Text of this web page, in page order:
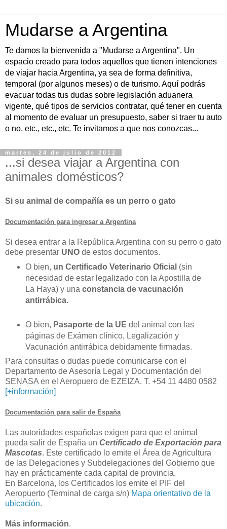
Mudarse a Argentina
Te damos la bienvenida a "Mudarse a Argentina". Un
espacio creado para todos aquellos que tienen intenciones
de viajar hacia Argentina, ya sea de forma definitiva,
temporal (por algunos meses) o de turismo. Aquí podrás
evacuar todas tus dudas sobre legislación aduanera
vigente, qué tipos de servicios contratar, qué tener en cuenta
al momento de evaluar un presupuesto, saber si traer tu auto
o no, etc., etc., etc. Te invitamos a que nos conozcas...
martes, 24 de julio de 2012
...si desea viajar a Argentina con
animales domésticos?
Si su animal de compañía es un perro o gato
Documentación para ingresar a Argentina
Si desea entrar a la República Argentina con su perro o gato
debe presentar UNO de estos documentos.
O bien, un Certificado Veterinario Oficial (sin
necesidad de estar legalizado con la Apostilla de
La Haya) y una constancia de vacunación
antirrábica.
O bien, Pasaporte de la UE del animal con las
páginas de Exámen clínico, Legalización y
Vacunación antirrábica debidamente firmadas.
Para consultas o dudas puede comunicarse con el
Departamento de Asesoría Legal y Documentación del
SENASA en el Aeropuero de EZEIZA. T. +54 11 4480 0582
[+información]
Documentación para salir de España
Las autoridades españolas exigen para que el animal
pueda salir de España un Certificado de Exportación para
Mascotas. Este certificado lo emite el Área de Agricultura
de las Delegaciones y Subdelegaciones del Gobierno que
hay en prácticamente cada capital de provincia.
En Barcelona, los Certificados los emite el PIF del
Aeropuerto (Terminal de carga s/n) Mapa orientativo de la
ubicación.
Más información.